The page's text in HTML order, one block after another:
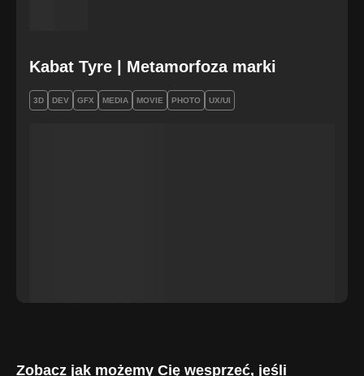
Kabat Tyre | Metamorfoza marki
3D DEV GFX MEDIA MOVIE PHOTO UX/UI
Zobacz jak możemy Cię wesprzeć, jeśli